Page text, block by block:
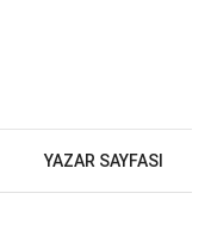
YAZAR SAYFASI